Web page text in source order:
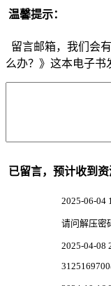
温馨提示：
留言邮箱，我们会
么办？》这本电子书
已留言，预计收到资
2025-06-04
请问解压密
2025-04-08